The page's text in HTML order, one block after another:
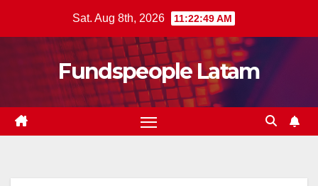
Sat. Aug 8th, 2026 11:22:50 AM
Fundspeople Latam